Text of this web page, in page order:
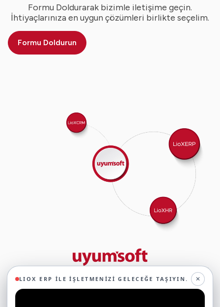
LIOX ERP ILE İŞLETMENIZI GELECEĞE TAŞIYIN. ✕
Formu Doldurarak bizimle iletişime geçin.
İhtiyaçlarınıza en uygun çözümleri birlikte seçelim.
Formu Doldurun
29 yıllık deneyimimizle birlikte, 350'den fazla iş ortağıyla iş birliği
yaparak, 45'ten fazla sektörde faaliyet gösteriyor ve
oluşturduğumuz ekosistemin gücüyle geleceğe sağlam adımlarla